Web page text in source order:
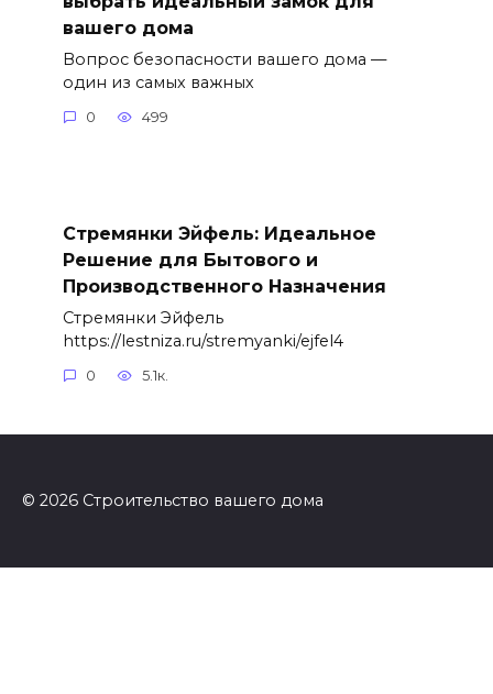
вашего дома
Вопрос безопасности вашего дома —
один из самых важных
0 499
Стремянки Эйфель: Идеальное
Решение для Бытового и
Производственного Назначения
Стремянки Эйфель
https://lestniza.ru/stremyanki/ejfel4
0 5.1к.
© 2026 Строительство вашего дома